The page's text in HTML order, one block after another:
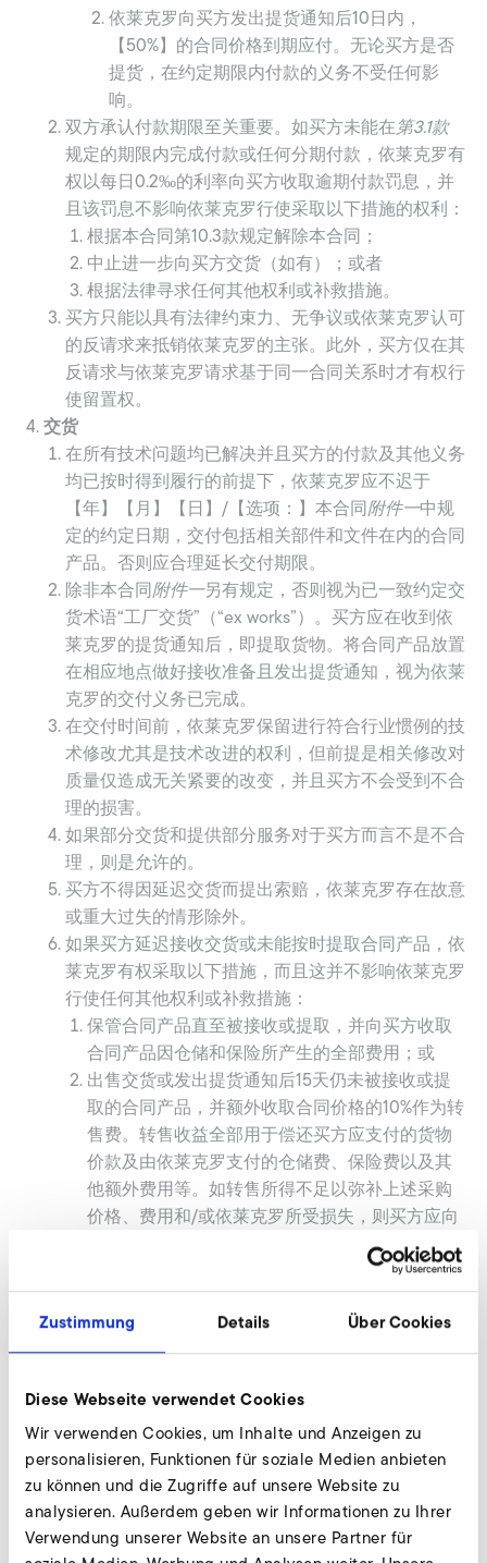
Zustimmung Details Über Cookies
Diese Webseite verwendet Cookies
Wir verwenden Cookies, um Inhalte und Anzeigen zu
personalisieren, Funktionen für soziale Medien anbieten
zu können und die Zugriffe auf unsere Website zu
analysieren. Außerdem geben wir Informationen zu Ihrer
Verwendung unserer Website an unsere Partner für
依莱克罗向买方发出提货通知后10日内，
【50%】的合同价格到期应付。无论买方是否
提货，在约定期限内付款的义务不受任何影
响。
双方承认付款期限至关重要。如买方未能在第3.1款
规定的期限内完成付款或任何分期付款，依莱克罗有
权以每日0.2‰的利率向买方收取逾期付款罚息，并
且该罚息不影响依莱克罗行使采取以下措施的权利：
根据本合同第10.3款规定解除本合同；
中止进一步向买方交货（如有）；或者
根据法律寻求任何其他权利或补救措施。
买方只能以具有法律约束力、无争议或依莱克罗认可
的反请求来抵销依莱克罗的主张。此外，买方仅在其
反请求与依莱克罗请求基于同一合同关系时才有权行
使留置权。
交货
在所有技术问题均已解决并且买方的付款及其他义务
均已按时得到履行的前提下，依莱克罗应不迟于
【年】【月】【日】/【选项：】本合同附件一中规
定的约定日期，交付包括相关部件和文件在内的合同
产品。否则应合理延长交付期限。
除非本合同附件一另有规定，否则视为已一致约定交
货术语“工厂交货”（“ex works”）。买方应在收到依
莱克罗的提货通知后，即提取货物。将合同产品放置
在相应地点做好接收准备且发出提货通知，视为依莱
克罗的交付义务已完成。
在交付时间前，依莱克罗保留进行符合行业惯例的技
术修改尤其是技术改进的权利，但前提是相关修改对
质量仅造成无关紧要的改变，并且买方不会受到不合
理的损害。
如果部分交货和提供部分服务对于买方而言不是不合
理，则是允许的。
买方不得因延迟交货而提出索赔，依莱克罗存在故意
或重大过失的情形除外。
如果买方延迟接收交货或未能按时提取合同产品，依
莱克罗有权采取以下措施，而且这并不影响依莱克罗
行使任何其他权利或补救措施：
保管合同产品直至被接收或提取，并向买方收取
合同产品因仓储和保险所产生的全部费用；或
出售交货或发出提货通知后15天仍未被接收或提
取的合同产品，并额外收取合同价格的10%作为转
售费。转售收益全部用于偿还买方应支付的货物
价款及由依莱克罗支付的仓储费、保险费以及其
他额外费用等。如转售所得不足以弥补上述采购
价格、费用和/或依莱克罗所受损失，则买方应向
如交货术语“工厂交货”（“ex works”）适用，则依莱
克罗通知买方合同产品已准备好可提取后，合同产品
毁损、灭失的风险随之转移至买方。其他情况下，合
方。
买方向依莱克罗付清合同产品的全部款项前，交付货
物的所有权始终归依莱克罗所有。
买方不得对依莱克罗仍拥有所有权的合同产品进行抵
押、处置或以任何其他方式附加产权负担。如买方违
反了此规定，则无论是否开具相应账单或第3.1